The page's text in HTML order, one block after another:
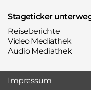
Stageticker
Reiseberichte
Video Mediathek
Audio Mediathek
Impressum